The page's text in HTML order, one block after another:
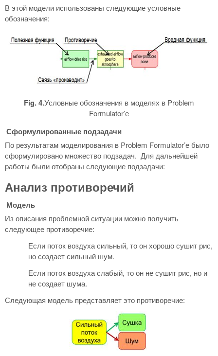
В этой модели использованы следующие условные
обозначения:
Fig. 4.Условные обозначения в моделях в Problem
Formulator’е
Сформулированные подзадачи
По результатам моделирования в Problem Formulator’е было
сформулировано множество подзадач. Для дальнейшей
работы были отобраны следующие подзадачи:
Анализ противоречий
Модель
Из описания проблемной ситуации можно получить
следующее противоречие:
Если поток воздуха сильный, то он хорошо сушит рис,
но создает сильный шум.
Если поток воздуха слабый, то он не сушит рис, но и
не создает шума.
Следующая модель представляет это противоречие: